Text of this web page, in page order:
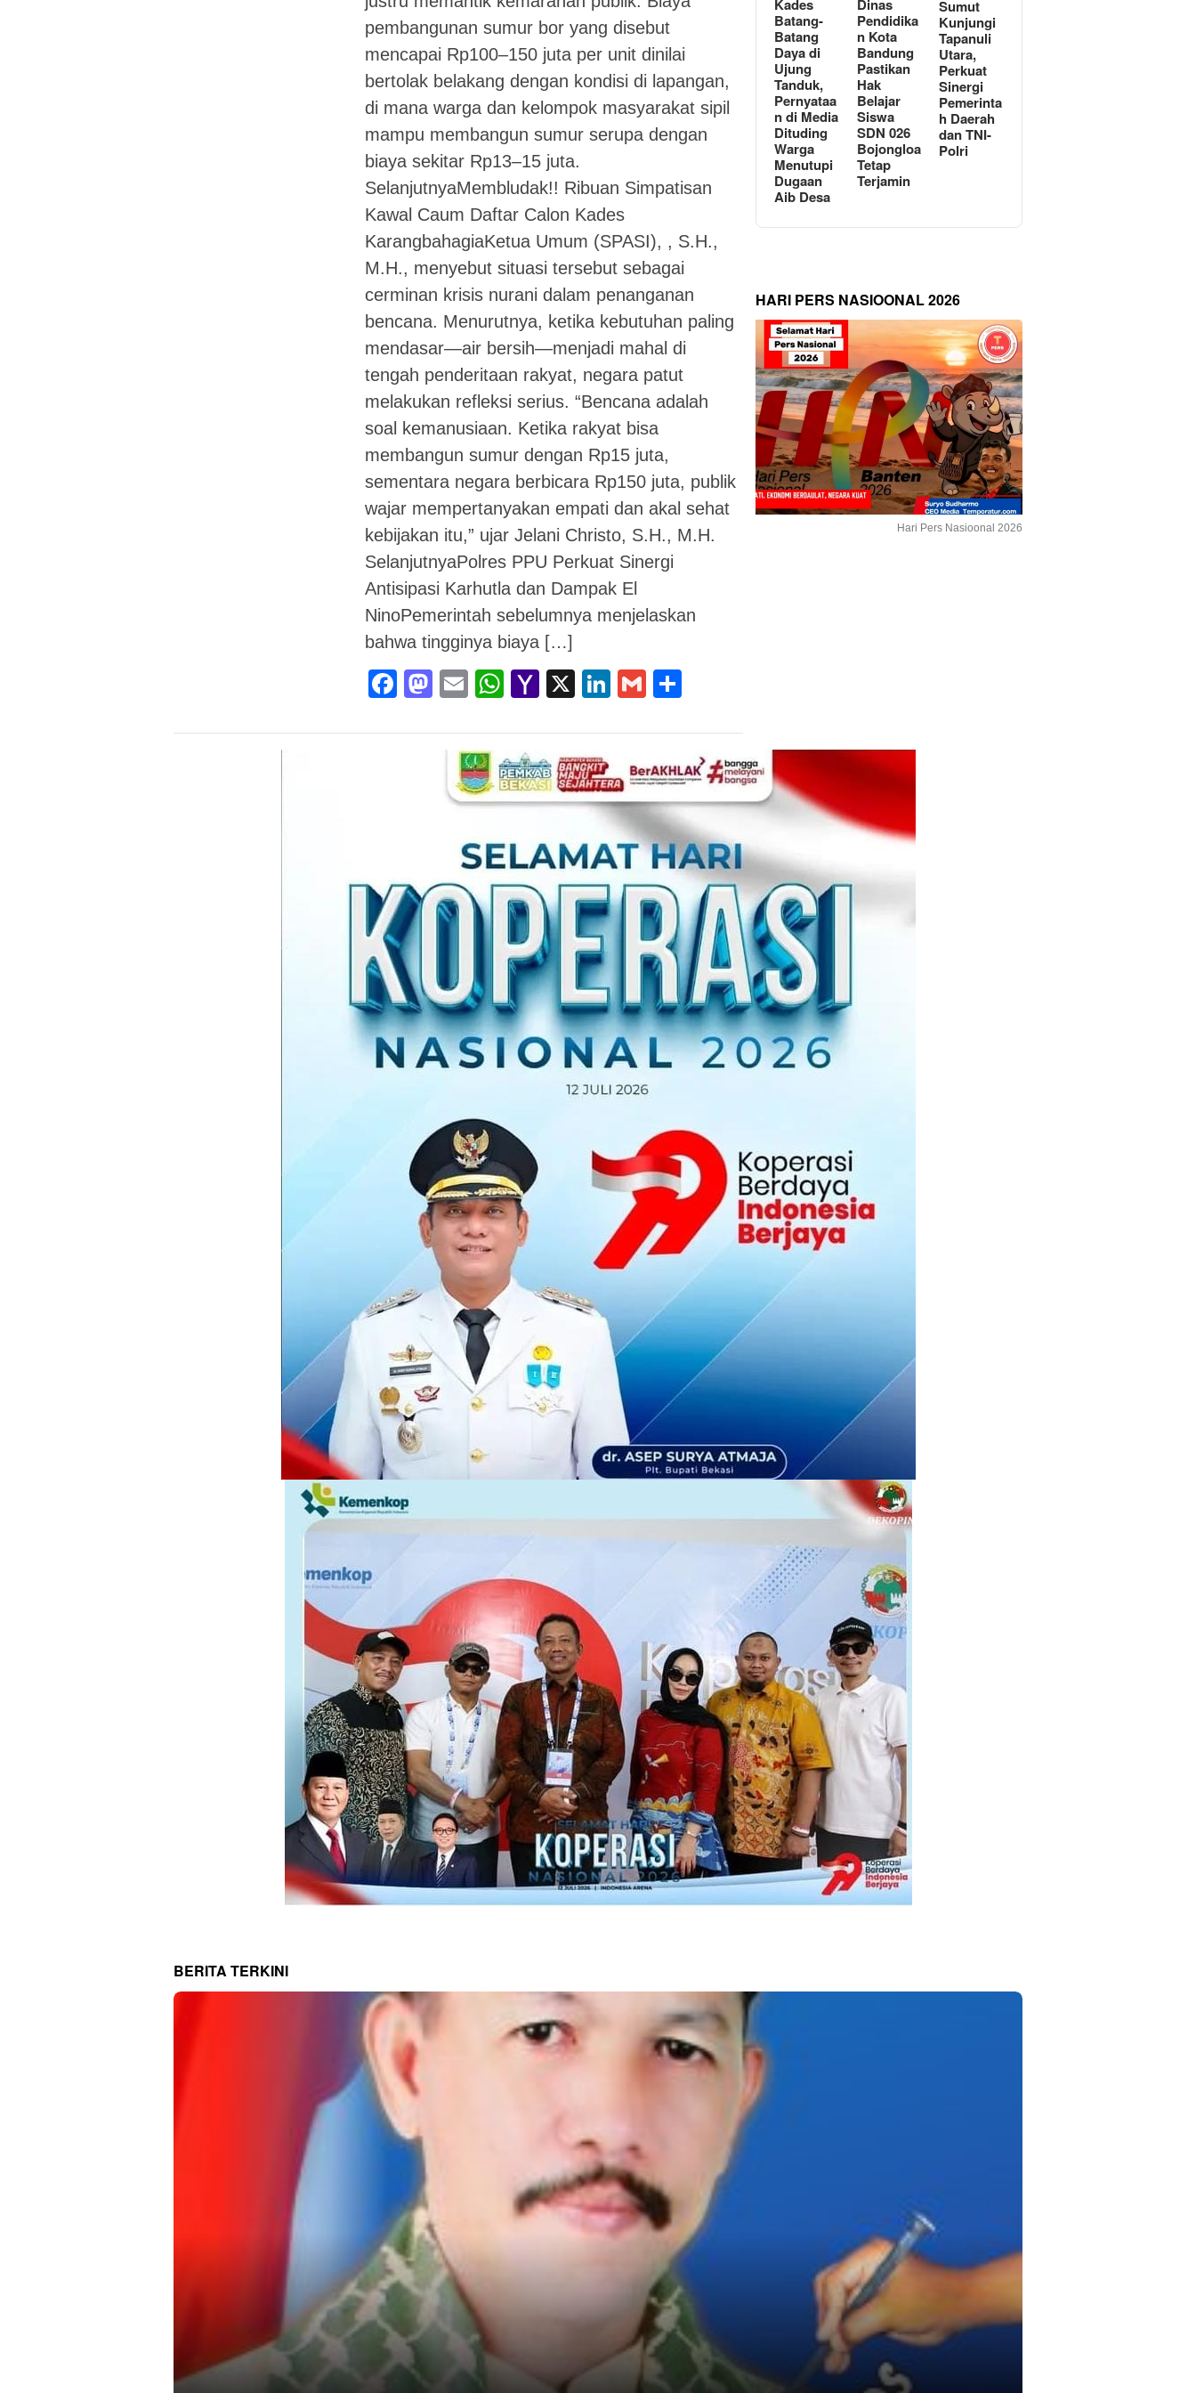
pembangunan sumur bor yang disebut
mencapai Rp100–150 juta per unit dinilai
bertolak belakang dengan kondisi di lapangan,
di mana warga dan kelompok masyarakat sipil
mampu membangun sumur serupa dengan
biaya sekitar Rp13–15 juta.
SelanjutnyaMembludak!! Ribuan Simpatisan
Kawal Caum Daftar Calon Kades
KarangbahagiaKetua Umum (SPASI), , S.H.,
M.H., menyebut situasi tersebut sebagai
cerminan krisis nurani dalam penanganan
bencana. Menurutnya, ketika kebutuhan paling
mendasar—air bersih—menjadi mahal di
tengah penderitaan rakyat, negara patut
melakukan refleksi serius. “Bencana adalah
soal kemanusiaan. Ketika rakyat bisa
membangun sumur dengan Rp15 juta,
sementara negara berbicara Rp150 juta, publik
wajar mempertanyakan empati dan akal sehat
kebijakan itu,” ujar Jelani Christo, S.H., M.H.
SelanjutnyaPolres PPU Perkuat Sinergi
Antisipasi Karhutla dan Dampak El
NinoPemerintah sebelumnya menjelaskan
bahwa tingginya biaya […]
Facebook
Mastodon
EmailWhatsApp
Yahoo
X LinkedIn
Gmail
Kades
Batang-
Batang
Daya di
Ujung
Tanduk,
Pernyataa
n di Media
Dituding
Warga
Menutupi
Dugaan
Aib Desa
Dinas
Pendidika
n Kota
Bandung
Pastikan
Hak
Belajar
Siswa
SDN 026
Bojongloa
Tetap
Terjamin
Sumut
Kunjungi
Tapanuli
Utara,
Perkuat
Sinergi
Pemerinta
h Daerah
dan TNI-
Polri
HARI PERS NASIOONAL 2026
Hari Pers Nasioonal 2026
BERITA TERKINI